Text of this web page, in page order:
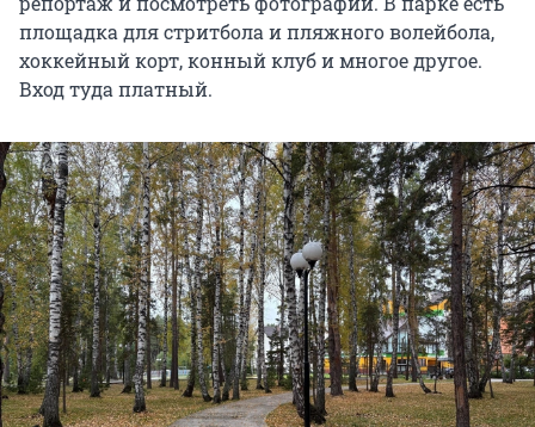
площадка для стритбола и пляжного волейбола,
хоккейный корт, конный клуб и многое другое.
Вход туда платный.